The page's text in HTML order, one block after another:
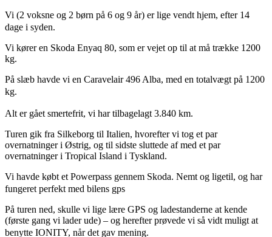
Vi (2 voksne og 2 børn på 6 og 9 år) er lige vendt hjem, efter 14
dage i syden.
Vi kører en Skoda Enyaq 80, som er vejet op til at må trække 1200
kg.
På slæb havde vi en Caravelair 496 Alba, med en totalvægt på 1200
kg.
Alt er gået smertefrit, vi har tilbagelagt 3.840 km.
Turen gik fra Silkeborg til Italien, hvorefter vi tog et par
overnatninger i Østrig, og til sidste sluttede af med et par
overnatninger i Tropical Island i Tyskland.
Vi havde købt et Powerpass gennem Skoda. Nemt og ligetil, og har
fungeret perfekt med bilens gps
På turen ned, skulle vi lige lære GPS og ladestanderne at kende
(første gang vi lader ude) – og herefter prøvede vi så vidt muligt at
benytte IONITY, når det gav mening.